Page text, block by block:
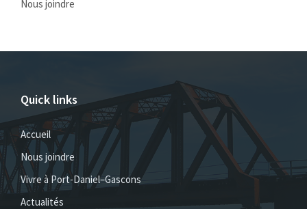
Nous joindre
Quick links
Accueil
Nous joindre
Vivre à Port-Daniel–Gascons
Actualités